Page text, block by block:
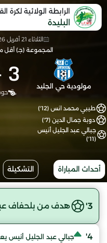
الرابطة الولائية لكرة
البليدة
الثلاثاء 21 أفريل 2026
المجموعة (جـ) أقل من 16
مولودية حي الجليد 3
طيبي محمد انس (12')
دوبة جمال الدين (7')
جبالي عبد الجليل أنيس
(11')
أحداث المباراة التشكيلة
3' هدف من بلحفاف
4' جبالي عبد الجليل أنيس